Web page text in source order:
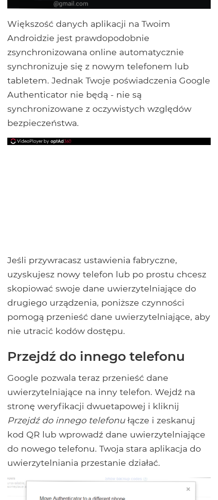
Większość danych aplikacji na Twoim
Androidzie jest prawdopodobnie
zsynchronizowana online automatycznie
synchronizuje się z nowym telefonem lub
tabletem. Jednak Twoje poświadczenia Google
Authenticator nie będą - nie są
synchronizowane z oczywistych względów
bezpieczeństwa.
Jeśli przywracasz ustawienia fabryczne,
uzyskujesz nowy telefon lub po prostu chcesz
skopiować swoje dane uwierzytelniające do
drugiego urządzenia, poniższe czynności
pomogą przenieść dane uwierzytelniające, aby
nie utracić kodów dostępu.
Przejdź do innego telefonu
Google pozwala teraz przenieść dane
uwierzytelniające na inny telefon. Wejdź na
stronę weryfikacji dwuetapowej i kliknij
Przejdź do innego telefonułącze i zeskanuj
kod QR lub wprowadź dane uwierzytelniające
do nowego telefonu. Twoja stara aplikacja do
uwierzytelniania przestanie działać.